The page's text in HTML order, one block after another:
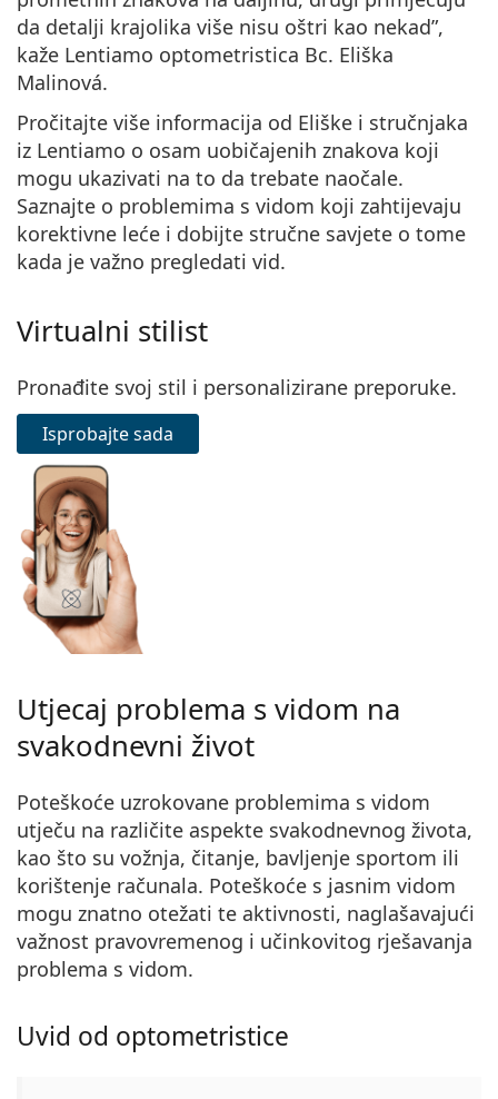
Persol
Prada
da detalji krajolika više nisu oštri kao nekad”,
kaže Lentiamo optometristica Bc. Eliška
Malinová.
Pročitajte više informacija od Eliške i stručnjaka
iz Lentiamo o osam uobičajenih znakova koji
mogu ukazivati na to da trebate naočale.
Saznajte o problemima s vidom koji zahtijevaju
korektivne leće i dobijte stručne savjete o tome
kada je važno pregledati vid.
Virtualni stilist
Pronađite svoj stil i personalizirane preporuke.
Isprobajte sada
Utjecaj problema s vidom na
svakodnevni život
Poteškoće uzrokovane problemima s vidom
utječu na različite aspekte svakodnevnog života,
kao što su vožnja, čitanje, bavljenje sportom ili
korištenje računala. Poteškoće s jasnim vidom
mogu znatno otežati te aktivnosti, naglašavajući
važnost pravovremenog i učinkovitog rješavanja
problema s vidom.
Uvid od optometristice